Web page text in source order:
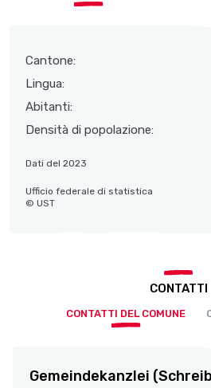
Cantone:
Lingua:
Abitanti:
Densità di popolazione:
Dati del 2023
Ufficio federale di statistica
© UST
CONTATTI
CONTATTI DEL COMUNE
Gemeindekanzlei